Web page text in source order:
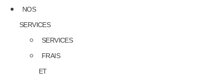
NOS
SERVICES
SERVICES
FRAIS
ET